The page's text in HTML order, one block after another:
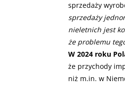
sprzedaży
sprzedaży
nieletnich jest
że problemu
W 2024 roku
że przychody
niż m.in. w